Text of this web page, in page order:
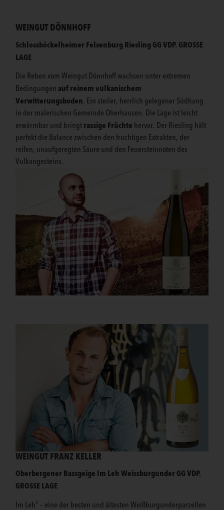
WEINGUT DÖNNHOFF
Schlossböckelheimer Felsenburg Riesling GG VDP. GROSSE
LAGE
Die Reben vom Weingut Dönnhoff wachsen unter extremen
Bedingungen auf reinem vulkanischem
Verwitterungsboden. Ein steiler, herrlich gelegener Südhang
in der malerischen Gemeinde Oberhausen. Die Lage ist leicht
erwärmbar und bringt rassige Früchte hervor. Der Riesling hält
perfekt die Balance zwischen den fruchtigen Extrakten, der
reifen, unaufgeregten Säure und den Feuersteinnoten des
Vulkangesteins.
WEINGUT FRANZ KELLER
Oberbergener Bassgeige Im Leh Weissburgunder GGVDP.
GROSSE LAGE
Im Leh" – eine der besten und ältesten Weißburgunderparzellen